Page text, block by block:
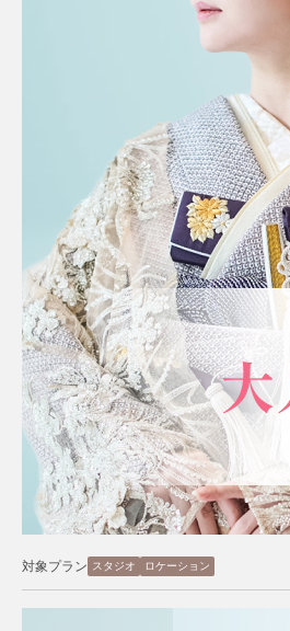
対象プラン スタジオ ロケーション